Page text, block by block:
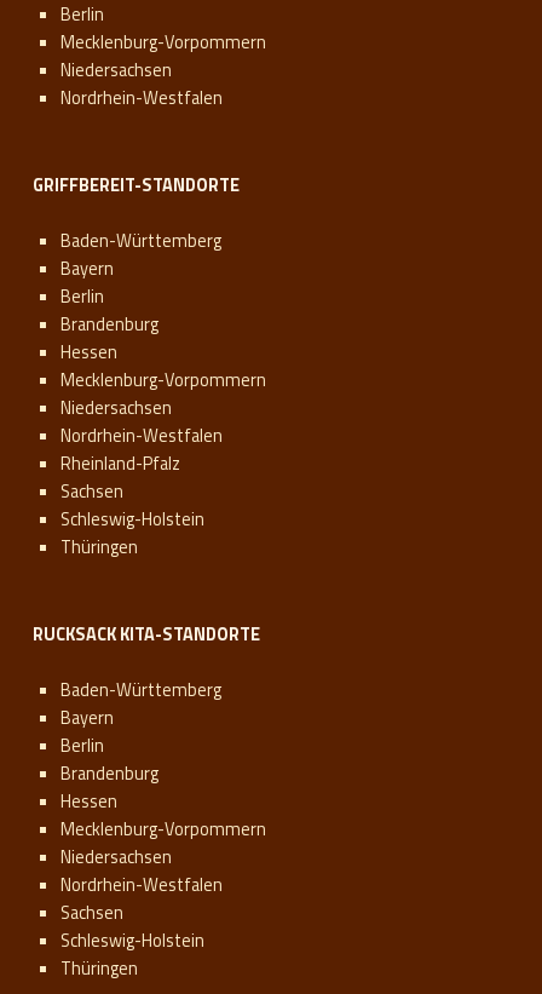
Berlin
Mecklenburg-Vorpommern
Niedersachsen
Nordrhein-Westfalen
GRIFFBEREIT-STANDORTE
Baden-Württemberg
Bayern
Berlin
Brandenburg
Hessen
Mecklenburg-Vorpommern
Niedersachsen
Nordrhein-Westfalen
Rheinland-Pfalz
Sachsen
Schleswig-Holstein
Thüringen
RUCKSACK KITA-STANDORTE
Baden-Württemberg
Bayern
Berlin
Brandenburg
Hessen
Mecklenburg-Vorpommern
Niedersachsen
Nordrhein-Westfalen
Sachsen
Schleswig-Holstein
Thüringen